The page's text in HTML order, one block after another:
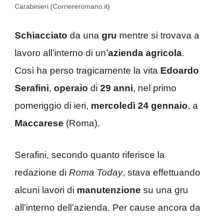
Carabinieri (Corriereromano.it)
Schiacciato da una gru mentre si trovava a
lavoro all’interno di un’azienda agricola.
Così ha perso tragicamente la vita Edoardo
Serafini, operaio di 29 anni, nel primo
pomeriggio di ieri, mercoledì 24 gennaio, a
Maccarese (Roma).
Serafini, secondo quanto riferisce la
redazione di Roma Today, stava effettuando
alcuni lavori di manutenzione su una gru
all’interno dell’azienda. Per cause ancora da